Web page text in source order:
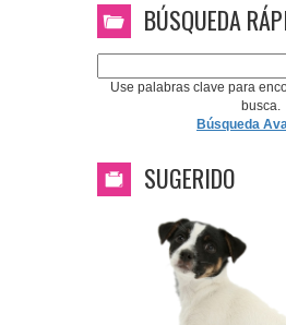
BÚSQUEDA
Use palabras clave para
busca.
Búsqueda
SUGERIDO